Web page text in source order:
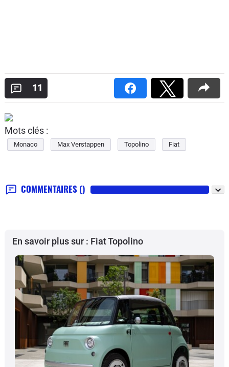
11
Mots clés :
Monaco Max Verstappen Topolino Fiat
COMMENTAIRES ()
En savoir plus sur : Fiat Topolino